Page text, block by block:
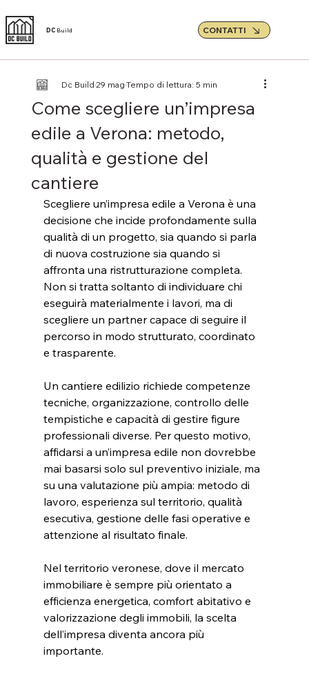
DC Build CONTATTI
Come scegliere un’impresa
edile a Verona: metodo,
qualità e gestione del
cantiere
Dc Build29 magTempo di lettura: 5 min
Scegliere un’impresa edile a Verona è una
decisione che incide profondamente sulla
qualità di un progetto, sia quando si parla
di nuova costruzione sia quando si
affronta una ristrutturazione completa.
Non si tratta soltanto di individuare chi
eseguirà materialmente i lavori, ma di
scegliere un partner capace di seguire il
percorso in modo strutturato, coordinato
e trasparente.
Un cantiere edilizio richiede competenze
tecniche, organizzazione, controllo delle
tempistiche e capacità di gestire figure
professionali diverse. Per questo motivo,
affidarsi a un’impresa edile non dovrebbe
mai basarsi solo sul preventivo iniziale, ma
su una valutazione più ampia: metodo di
lavoro, esperienza sul territorio, qualità
esecutiva, gestione delle fasi operative e
attenzione al risultato finale.
Nel territorio veronese, dove il mercato
immobiliare è sempre più orientato a
efficienza energetica, comfort abitativo e
valorizzazione degli immobili, la scelta
dell’impresa diventa ancora più
importante.